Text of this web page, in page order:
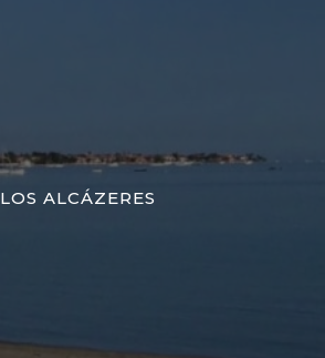
LOS ALCÁZERES